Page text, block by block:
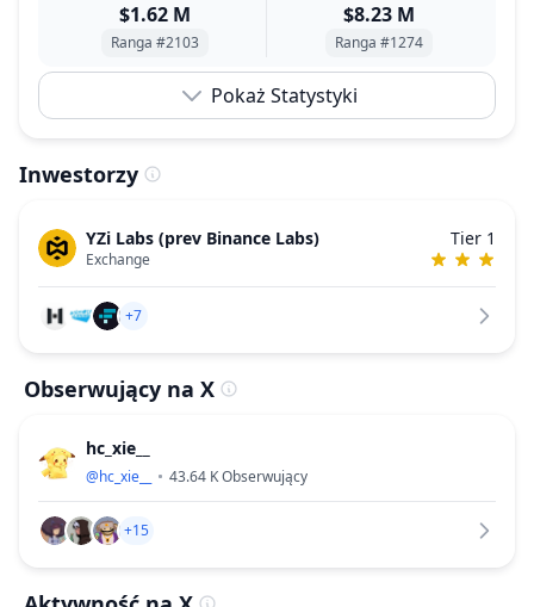
$1.62 M
Ranga #2103
$8.23 M
Ranga #1274
Pokaż Statystyki
Inwestorzy
YZi Labs (prev Binance Labs)
Exchange
Tier 1
+7
Obserwujący na X
hc_xie__
@hc_xie__ 43.64 KObserwujący
+15